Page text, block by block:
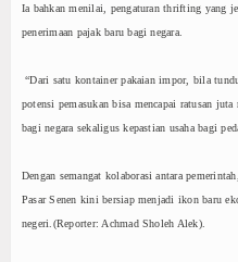
Ia bahkan menilai, pengaturan thrifting yang
penerimaan pajak baru bagi negara.
“Dari satu kontainer pakaian impor, bila
potensi pemasukan bisa mencapai ratusan
bagi negara sekaligus kepastian usaha bagi
Dengan semangat kolaborasi antara
Pasar Senen kini bersiap menjadi ikon baru
negeri.(Reporter: Achmad Sholeh Alek).